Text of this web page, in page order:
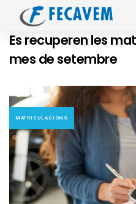
Skip
links
primary
navigation
content
Es recuperen les
mes de setembre
MATRICULACIONS